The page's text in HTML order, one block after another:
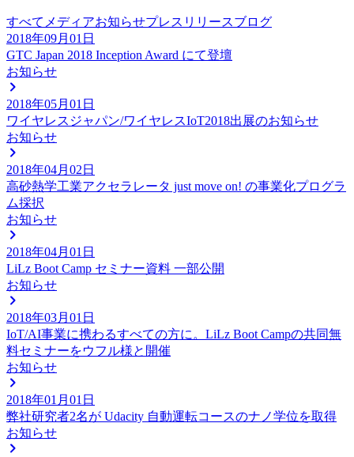
すべて メディアお知らせプレスリリースブログ
2018年09月01日
GTC Japan 2018 Inception Award にて登壇
お知らせ
2018年05月01日
ワイヤレスジャパン/ワイヤレスIoT2018出展のお知らせ
お知らせ
2018年04月02日
高砂熱学工業アクセラレータ just move on! の事業化プログラ
ム採択
お知らせ
2018年04月01日
LiLz Boot Camp セミナー資料 一部公開
お知らせ
2018年03月01日
IoT/AI事業に携わるすべての方に。LiLz Boot Campの共同無
料セミナーをウフル様と開催
お知らせ
2018年01月01日
弊社研究者2名が Udacity 自動運転コースのナノ学位を取得
お知らせ